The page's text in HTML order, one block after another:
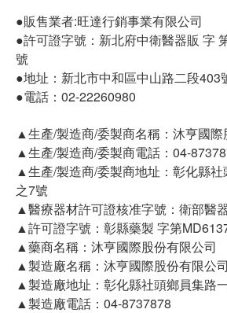
●販售業者:旺達行銷事業有限公司
●許可證字號：新北府中衛醫器販 字
號
●地址：新北市中和區中山路二段403
●電話：02-22260980
▲生產/製造商/委製商名稱：沐亨國際
▲生產/製造商/委製商電話：04-
▲生產/製造商/委製商地址：彰化縣社
之7號
▲醫療器材許可證核准字號：衛部醫
▲許可證字號：彰縣藥製 字第
▲藥商名稱：沐亨國際股份有限公司
▲製造廠名稱：沐亨國際股份有限公司
▲製造廠地址：彰化縣社頭鄉員集路
▲製造廠電話：04-8737878